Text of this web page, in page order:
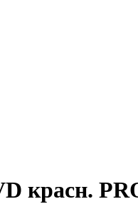
красн.